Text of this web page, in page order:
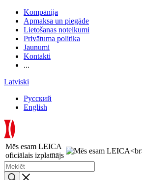
Kompānija
Apmaksa un piegāde
Lietošanas noteikumi
Privātuma politika
Jaunumi
Kontakti
...
Latviski
Русский
English
Mēs esam LEICA
oficiālais izplatītājs